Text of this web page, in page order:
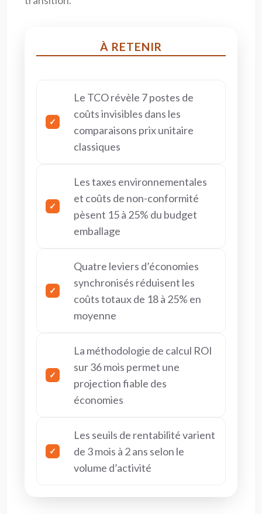
À RETENIR
Le TCO révèle 7 postes de
coûts invisibles dans les
comparaisons prix unitaire
classiques
Les taxes environnementales
et coûts de non-conformité
pèsent 15 à 25% du budget
emballage
Quatre leviers d’économies
synchronisés réduisent les
coûts totaux de 18 à 25% en
moyenne
La méthodologie de calcul ROI
sur 36 mois permet une
projection fiable des
économies
Les seuils de rentabilité varient
de 3 mois à 2 ans selon le
volume d’activité